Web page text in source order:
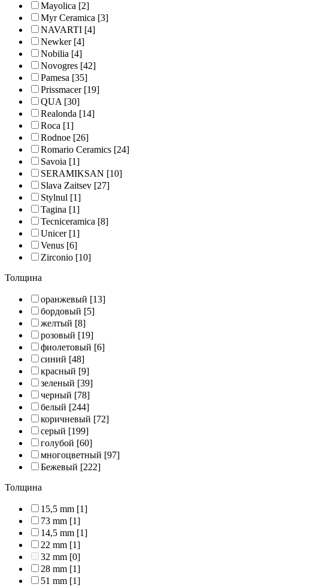
Mayolica [2]
Myr Ceramica [3]
NAVARTI [4]
Newker[4]
Nobilia [4]
Novogres [42]
Pamesa [35]
Prissmacer[19]
QUA[30]
Realonda [14]
Roca [1]
Rodnoe [26]
Romario Ceramics [24]
Savoia [1]
SERAMIKSAN [10]
Slava Zaitsev [27]
Stylnul [1]
Tagina [1]
Tecniceramica [8]
Unicer[1]
Venus [6]
Zirconio [10]
Толщина
оранжевый [13]
бордовый [5]
желтый [8]
розовый [19]
фиолетовый [6]
синий [48]
красный [9]
зеленый [39]
черный [78]
белый [244]
коричневый [72]
серый [199]
голубой [60]
многоцветный [97]
Бежевый [222]
Толщина
15,5 mm [1]
73 mm [1]
14,5 mm [1]
22 mm [1]
32 mm [0]
28 mm [1]
51 mm [1]